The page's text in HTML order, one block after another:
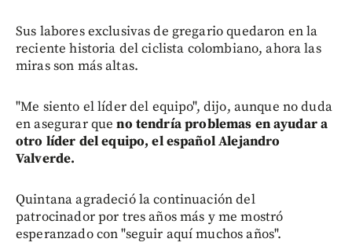
Sus labores exclusivas de gregario quedaron en la
reciente historia del ciclista colombiano, ahora las
miras son más altas.
"Me siento el líder del equipo", dijo, aunque no duda
en asegurar queno tendría problemas en ayudar a
otro líder del equipo, el español Alejandro
Valverde.
Quintana agradeció la continuación del
patrocinador por tres años más y me mostró
esperanzado con "seguir aquí muchos años".